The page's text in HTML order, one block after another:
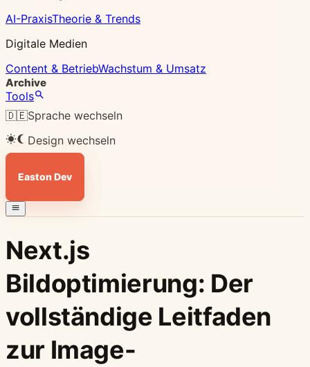
AI-PraxisTheorie & Trends
Digitale Medien
Content & BetriebWachstum & Umsatz
Archive
Tools
🇩🇪Sprache wechseln
Design wechseln
Easton Dev
Next.js
Bildoptimierung: Der
vollständige Leitfaden
zur Image-